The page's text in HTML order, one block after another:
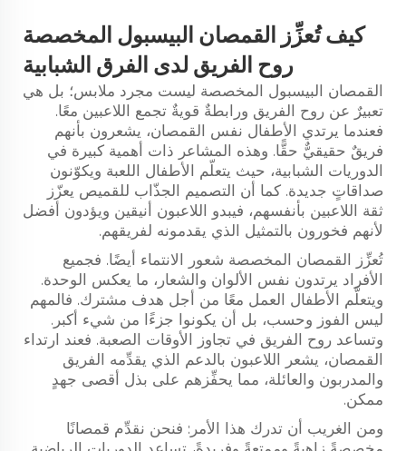
كيف تُعزِّز القمصان البيسبول المخصصة
روح الفريق لدى الفرق الشبابية
القمصان البيسبول المخصصة ليست مجرد ملابس؛ بل هي
تعبيرٌ عن روح الفريق ورابطةٌ قويةٌ تجمع اللاعبين معًا.
فعندما يرتدي الأطفال نفس القمصان، يشعرون بأنهم
فريقٌ حقيقيٌّ حقًّا. وهذه المشاعر ذات أهمية كبيرة في
الدوريات الشبابية، حيث يتعلّم الأطفال اللعبة ويكوّنون
صداقاتٍ جديدة. كما أن التصميم الجذّاب للقميص يعزّز
ثقة اللاعبين بأنفسهم، فيبدو اللاعبون أنيقين ويؤدون أفضل
لأنهم فخورون بالتمثيل الذي يقدمونه لفريقهم.
تُعزِّز القمصان المخصصة شعور الانتماء أيضًا. فجميع
الأفراد يرتدون نفس الألوان والشعار، ما يعكس الوحدة.
ويتعلَّم الأطفال العمل معًا من أجل هدف مشترك. فالمهم
ليس الفوز وحسب، بل أن يكونوا جزءًا من شيء أكبر.
وتساعد روح الفريق في تجاوز الأوقات الصعبة. فعند ارتداء
القمصان، يشعر اللاعبون بالدعم الذي يقدِّمه الفريق
والمدربون والعائلة، مما يحفِّزهم على بذل أقصى جهدٍ
ممكن.
ومن الغريب أن تدرك هذا الأمر: فنحن نقدِّم قمصانًا